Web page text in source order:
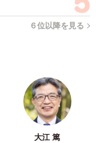
６位以降を見る
大江 篤